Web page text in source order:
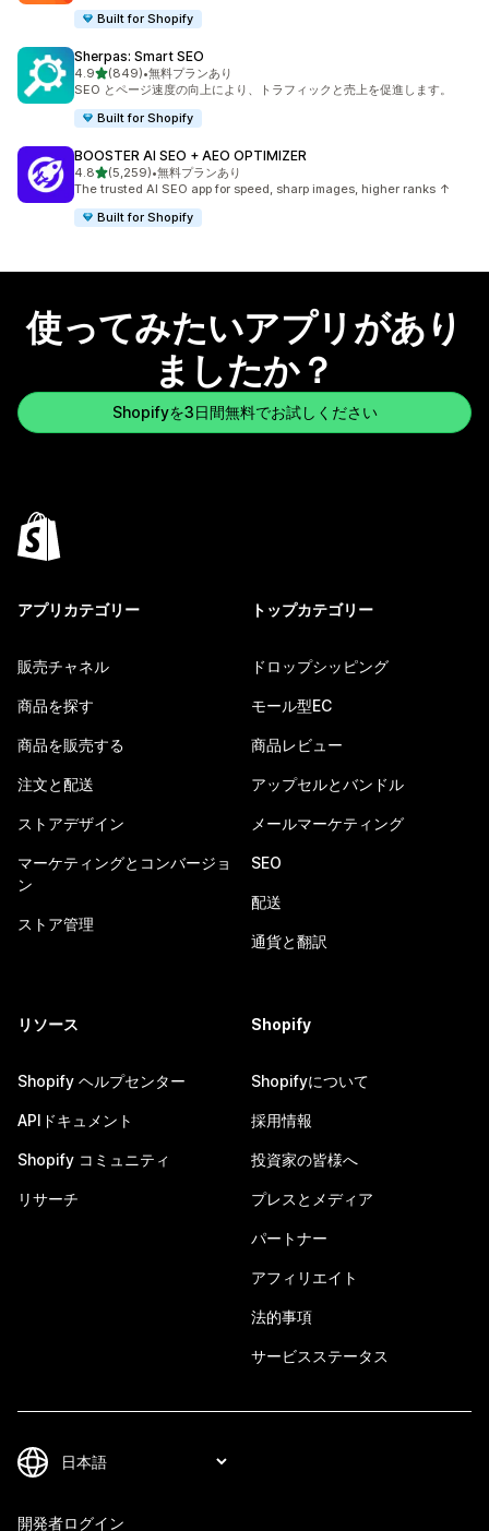
Built for Shopify
Sherpas: Smart SEO
4.95つ星中
(849)
合計レビュー数：849件
•無料プランあり
SEO とページ速度の向上により、トラフィックと売上を促進します。
Built for Shopify
BOOSTER AI SEO + AEO OPTIMIZER
4.85つ星中
(5,259)
合計レビュー数：5259件
•無料プランあり
The trusted AI SEO app for speed, sharp images, higher ranks ↑
Built for Shopify
使ってみたいアプリがあり
ましたか？
Shopifyを3日間無料でお試しください
アプリカテゴリー
販売チャネル
商品を探す
商品を販売する
注文と配送
ストアデザイン
マーケティングとコンバージョ
ン
ストア管理
トップカテゴリー
ドロップシッピング
モール型EC
商品レビュー
アップセルとバンドル
メールマーケティング
SEO
配送
通貨と翻訳
リソース
Shopify ヘルプセンター
APIドキュメント
Shopify コミュニティ
リサーチ
Shopify
Shopifyについて
採用情報
投資家の皆様へ
プレスとメディア
パートナー
アフィリエイト
法的事項
サービスステータス
開発者ログイン